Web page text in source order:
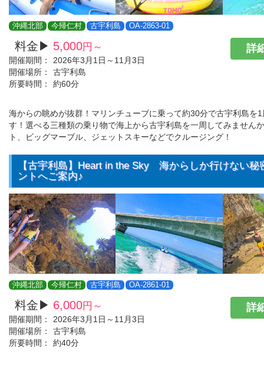
沖縄北部 今帰仁村 古宇利島 OA-2863-01
料金▶ 5,000円～
開催期間：
2026年3月1日～11月3日
開催場所：
古宇利島
所要時間：
約60分
詳
海からの眺めが抜群！マリンチューブに乗って約30分で古宇利島を
す！選べる三種類の乗り物で海上から古宇利島を一周してみません
ト、ビッグマーブル、ジェットスキーなどでクルージング！
【古宇利島】Heart in the Sky 海からしか行けない秘
ントへご案内♪
沖縄北部 今帰仁村 古宇利島 OA-2861-01
料金▶ 6,000円～
開催期間：
2026年3月1日～11月3日
開催場所：
古宇利島
所要時間：
約40分
詳